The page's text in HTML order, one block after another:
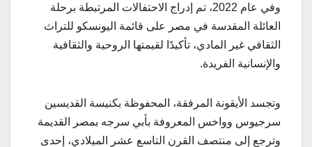
وفي عام 2022، تم إدراج الاحتفالات المرتبطة برحلة
العائلة المقدسة في مصر على قائمة اليونسكو للتراث
الثقافي غير المادي، تأكيدًا لقيمتها الروحية والثقافية
والإنسانية الفريدة.
وتجسد الأيقونة المرفقة، المحفوظة بكنيسة القديسين
سرجيوس وواخس المعروفة بأبي سرجه بمصر القديمة
وترجع إلى منتصف القرن التاسع عشر الميلادي، إحدى